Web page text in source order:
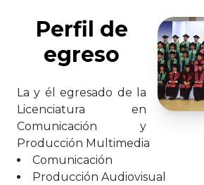
Perfil de
egreso
La y él egresado de la
Licenciatura en
Comunicación y
Producción Multimedia
Comunicación
Producción Audiovisual